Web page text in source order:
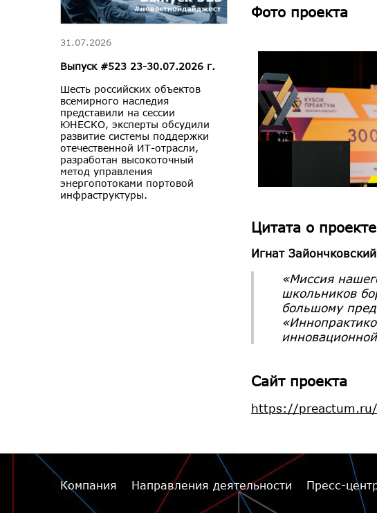
Фото проекта
Цитата о проекте
Игнат
«Миссия
школьников
большому
Сайт проекта
https://preactum.ru/
31.07.2026
Выпуск #523 23-30.07.2026 г.
Шесть российских объектов
всемирного наследия
представили на сессии
ЮНЕСКО, эксперты обсудили
развитие системы поддержки
отечественной ИТ-отрасли,
разработан высокоточный
метод управления
энергопотоками портовой
инфраструктуры.
Компания Направления деятельности Пресс-